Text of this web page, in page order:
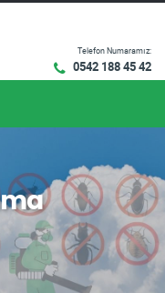
Telefon Numaramız:
0542 188 45 42